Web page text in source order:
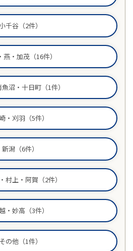
Contact
に関する
はこちらから
34-2221
18:00（土日祝 年末年始除く）
件お問い合わせ
売却に関する
問い合わせ
お問い合わせ
千谷（2件）
燕・加茂（16件）
沼・十日町（1件）
・刈羽（5件）
新潟（6件）
村上・阿賀（2件）
・妙高（3件）
その他（1件）